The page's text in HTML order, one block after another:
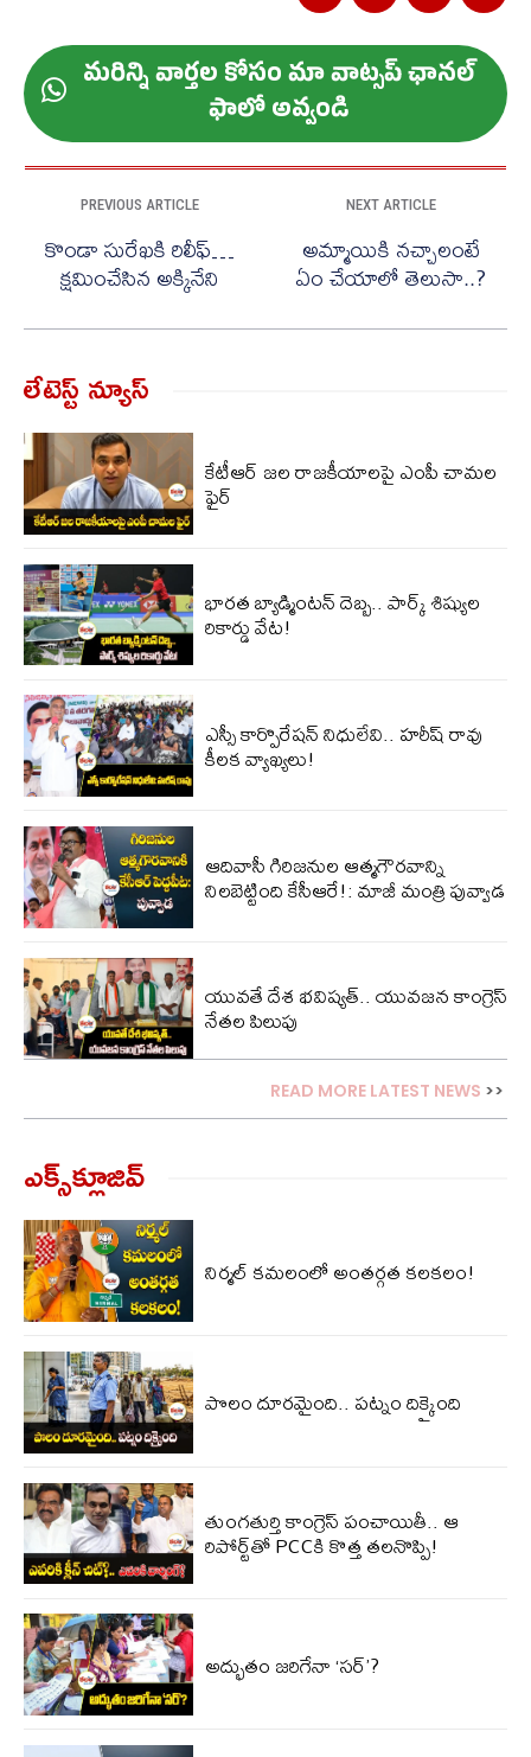
మ‌రిన్ని వార్త‌ల కోసం మా వాట్స‌ప్ ఛాన‌ల్
ఫాలో అవ్వండి
PREVIOUS ARTICLE
కొండా సురేఖకి రిలీఫ్…
క్షమించేసిన అక్కినేని
NEXT ARTICLE
అమ్మాయికి నచ్చాలంటే
ఏం చేయాలో తెలుసా..?
లేటెస్ట్ న్యూస్‌
కేటీఆర్ జల రాజకీయాలపై ఎంపీ చామల
ఫైర్
భారత బ్యాడ్మింటన్ దెబ్బ.. పార్క్ శిష్యుల
రికార్డు వేట!
ఎస్సీ కార్పొరేషన్ నిధులేవి.. హరీష్ రావు
కీలక వ్యాఖ్యలు!
ఆదివాసీ గిరిజనుల ఆత్మగౌరవాన్ని
నిలబెట్టింది కేసీఆరే!: మాజీ మంత్రి పువ్వాడ
యువతే దేశ భవిష్యత్.. యువజన కాంగ్రెస్
నేతల పిలుపు
READ MORE LATEST NEWS >>
ఎక్స్‌క్లూజివ్‌
నిర్మల్ కమలంలో అంతర్గత కలకలం!
పొలం దూరమైంది.. పట్నం దిక్కైంది
తుంగతుర్తి కాంగ్రెస్‌ పంచాయితీ.. ఆ
రిపోర్ట్‌తో PCCకి కొత్త తలనొప్పి!
అద్భుతం జరిగేనా ‘సర్’?